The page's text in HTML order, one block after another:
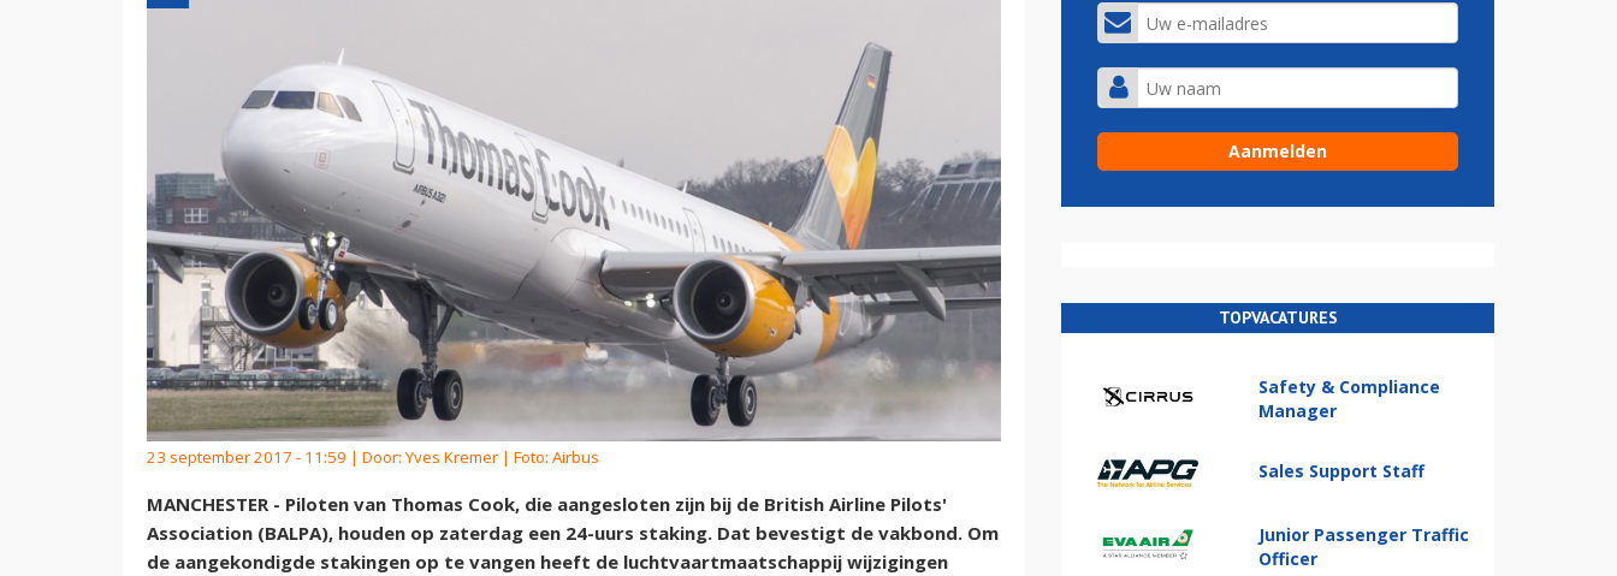
23 september 2017 - 11:59 | Door:Yves Kremer | Foto: Airbus
MANCHESTER - Piloten van Thomas Cook, die aangesloten zijn bij de British Airline Pilots'
Association (BALPA), houden op zaterdag een 24-uurs staking. Dat bevestigt de vakbond. Om
de aangekondigde stakingen op te vangen heeft de luchtvaartmaatschappij wijzigingen
TOPVACATURES
Safety & Compliance
Manager
Sales Support Staff
Junior Passenger Traffic
Officer